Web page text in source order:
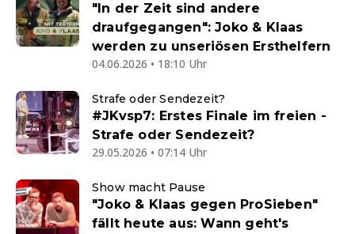
"In der Zeit sind andere
draufgegangen": Joko & Klaas
werden zu unseriösen Ersthelfern
04.06.2026 • 18:10 Uhr
Strafe oder Sendezeit?
#JKvsp7: Erstes Finale im freien -
Strafe oder Sendezeit?
29.05.2026 • 07:14 Uhr
Show macht Pause
"Joko & Klaas gegen ProSieben"
fällt heute aus: Wann geht's